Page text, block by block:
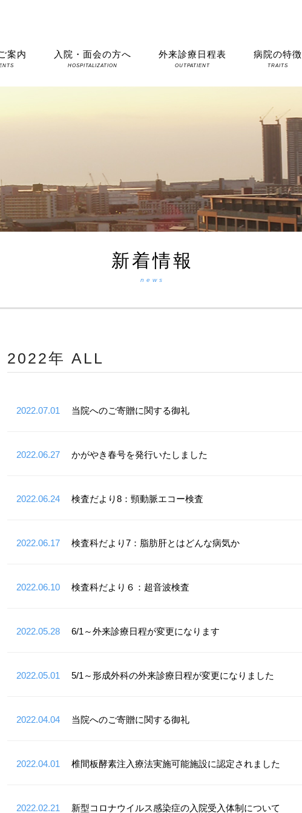
病院の特徴
TRAITS
外来診療日程表
OUTPATIENT
入院・面会の方へ
HOSPITALIZATION
案内
新着情報
news
2022年 ALL
2022.07.01 当院へのご寄贈に関する御礼
2022.06.27 かがやき春号を発行いたしました
2022.06.24 検査だより8：頸動脈エコー検査
2022.06.17 検査科だより7：脂肪肝とはどんな病気か
2022.06.10 検査科だより６：超音波検査
2022.05.28 6/1～外来診療日程が変更になります
2022.05.01 5/1～形成外科の外来診療日程が変更になりました
2022.04.04 当院へのご寄贈に関する御礼
2022.04.01 椎間板酵素注入療法実施可能施設に認定されました
2022.02.21 新型コロナウイルス感染症の入院受入体制について